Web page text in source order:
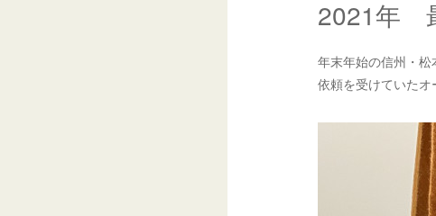
2021年
年末年始の信州・
依頼を受けていたオ